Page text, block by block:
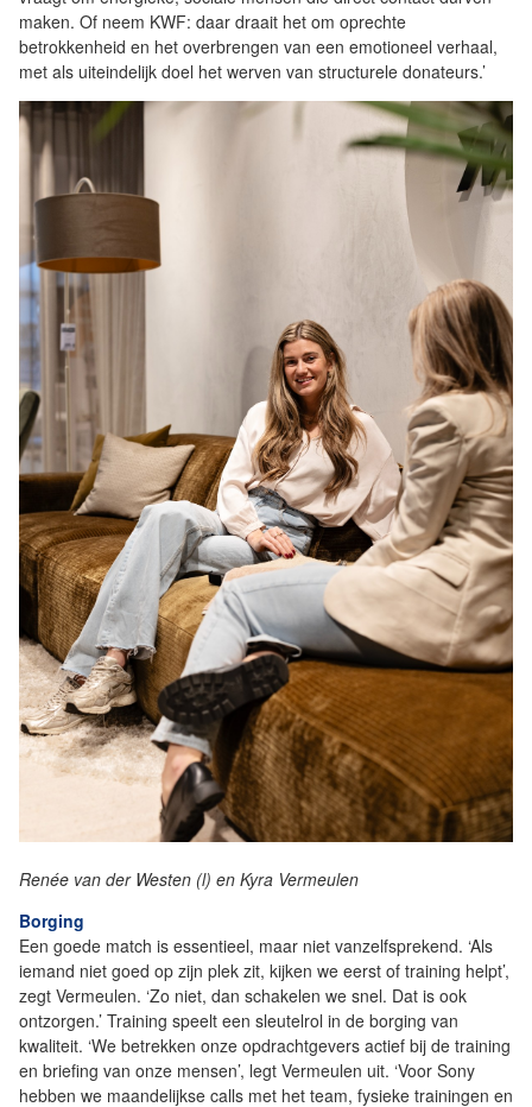
maken. Of neem KWF: daar draait het om oprechte
betrokkenheid en het overbrengen van een emotioneel verhaal,
met als uiteindelijk doel het werven van structurele donateurs.’
Renée van der Westen (l) en Kyra Vermeulen
Borging
Een goede match is essentieel, maar niet vanzelfsprekend. ‘Als
iemand niet goed op zijn plek zit, kijken we eerst of training helpt’,
zegt Vermeulen. ‘Zo niet, dan schakelen we snel. Dat is ook
ontzorgen.’ Training speelt een sleutelrol in de borging van
kwaliteit. ‘We betrekken onze opdrachtgevers actief bij de training
en briefing van onze mensen’, legt Vermeulen uit. ‘Voor Sony
hebben we maandelijkse calls met het team, fysieke trainingen en